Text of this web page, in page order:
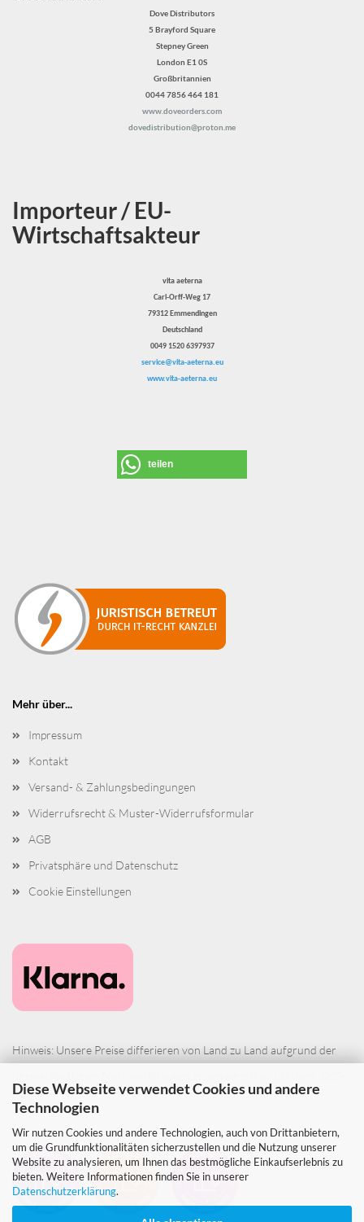
Diese Webseite verwendet Cookies und andere
Technologien
Wir nutzen Cookies und andere Technologien, auch von Drittanbietern,
um die Grundfunktionalitäten sicherzustellen und die Nutzung unserer
Website zu analysieren, um Ihnen das bestmögliche Einkaufserlebnis zu
bieten. Weitere Informationen finden Sie in unserer
Datenschutzerklärung.
Dove Distributors
5 Brayford Square
Stepney Green
London E1 0S
Großbritannien
0044 7856 464 181
www.doveorders.com
dovedistribution@proton.me
Importeur / EU-
Wirtschaftsakteur
vita aeterna
Carl-Orff-Weg 17
79312 Emmendingen
Deutschland
0049 1520 6397937
service@vita-aeterna.eu
www.vita-aeterna.eu
teilen
Mehr über...
Impressum
Kontakt
Versand- & Zahlungsbedingungen
Widerrufsrecht & Muster-Widerrufsformular
AGB
Privatsphäre und Datenschutz
Cookie Einstellungen
Hinweis: Unsere Preise differieren von Land zu Land aufgrund der
Verfahren).